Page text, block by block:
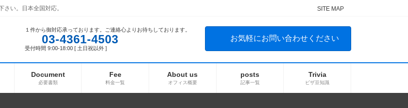
い。日本全国対応。 SITE MAP
１件から御対応承っております。ご連絡心よりお待ちしております。
03-4361-4503
受付時間 9:00-18:00 [ 土日祝以外 ]
お気軽にお問い合わせください
Document
必要書類
Fee
料金一覧
About us
オフィス概要
posts
記事一覧
Trivia
ビザ豆知識